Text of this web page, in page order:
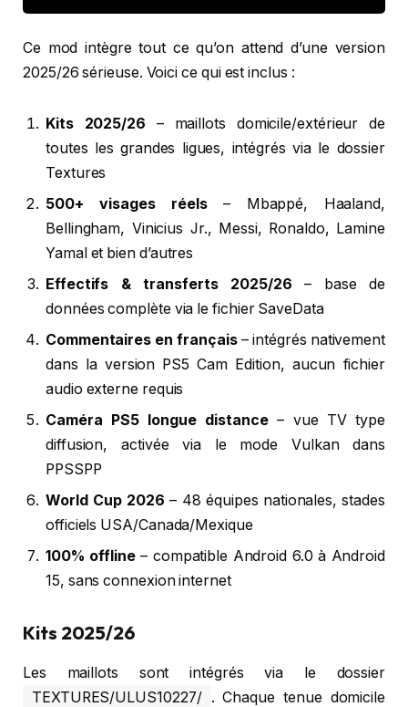
Ce mod intègre tout ce qu’on attend d’une version
2025/26 sérieuse. Voici ce qui est inclus :
Kits 2025/26 – maillots domicile/extérieur de
toutes les grandes ligues, intégrés via le dossier
Textures
500+ visages réels– Mbappé, Haaland,
Bellingham, Vinicius Jr., Messi, Ronaldo, Lamine
Yamal et bien d’autres
Effectifs & transferts 2025/26 – base de
données complète via le fichier SaveData
Commentaires en français– intégrés nativement
dans la version PS5 Cam Edition, aucun fichier
audio externe requis
Caméra PS5 longue distance– vue TV type
diffusion, activée via le mode Vulkan dans
PPSSPP
World Cup 2026 – 48 équipes nationales, stades
officiels USA/Canada/Mexique
100% offline– compatible Android 6.0 à Android
15, sans connexion internet
Kits 2025/26
Les maillots sont intégrés via le dossier
TEXTURES/ULUS10227/
. Chaque tenue domicile